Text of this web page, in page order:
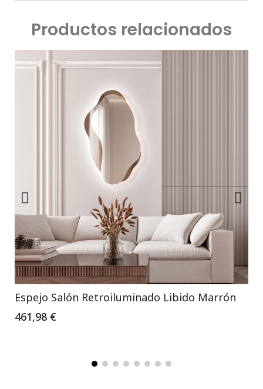
Productos relacionados
Espejo Salón Retroiluminado Libido Marrón
461,98 €